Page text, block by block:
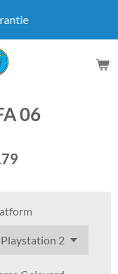
06